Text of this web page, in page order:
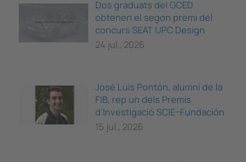
Dos graduats del GCED
obtenen el segon premi del
concurs SEAT UPC Design
Thinking
24 jul., 2026
José Luis Pontón, alumni de la
FIB, rep un dels Premis
d'Investigació SCIE–Fundación
BBVA 2026
15 jul., 2026